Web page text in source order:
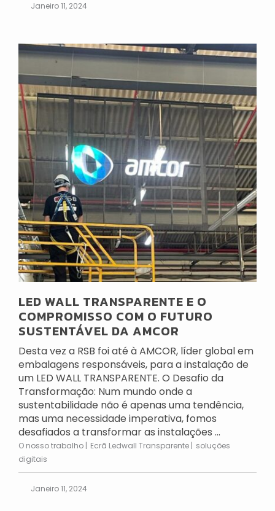
Janeiro 11, 2024
LED WALL TRANSPARENTE E O
COMPROMISSO COM O FUTURO
SUSTENTÁVEL DA AMCOR
Desta vez a RSB foi até à AMCOR, líder global em
embalagens responsáveis, para a instalação de
um LED WALL TRANSPARENTE. O Desafio da
Transformação: Num mundo onde a
sustentabilidade não é apenas uma tendência,
mas uma necessidade imperativa, fomos
desafiados a transformar as instalações ...
O nosso trabalho Ecrã Ledwall Transparente
soluções
digitais
Janeiro 11, 2024